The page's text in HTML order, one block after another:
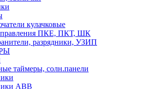
кулачковые
ПКЕ, ПКТ, ШК
разрядники, УЗИП
таймеры, солн.панели
ABB